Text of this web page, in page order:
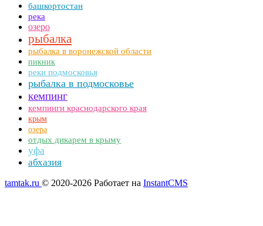
башкортостан
река
озеро
рыбалка
рыбалка в воронежской области
пикник
реки подмосковья
рыбалка в подмосковье
кемпинг
кемпинги краснодарского края
крым
озера
отдых дикарем в крыму
уфа
абхазия
tamtak.ru © 2020-2026 Работает на InstantCMS